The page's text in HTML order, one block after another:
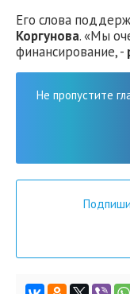
Его слова
Коргунова. «Мы
финансирование, -
Не пропустите